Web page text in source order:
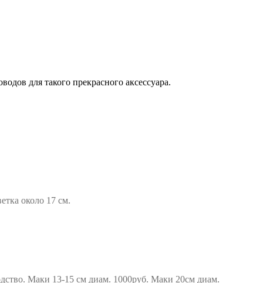
для такого прекрасного аксессуара.
около 17 см.
Маки 13-15 см диам. 1000руб. Маки 20см диам.